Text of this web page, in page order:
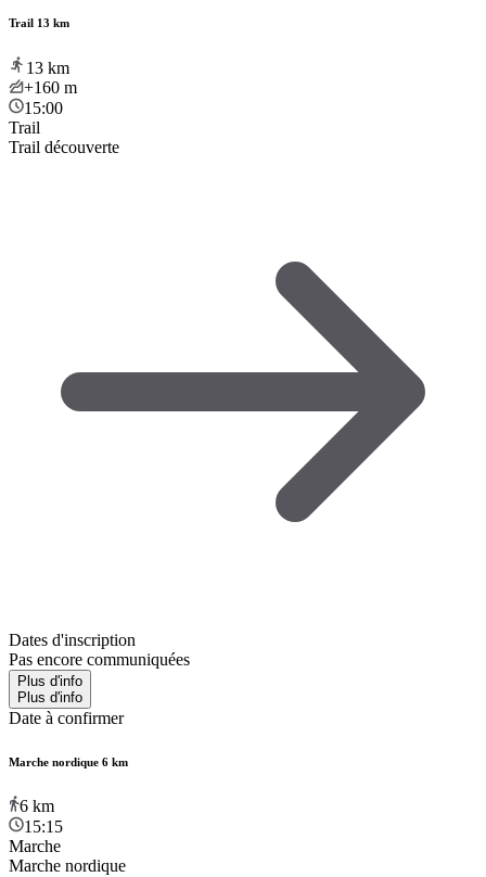
Trail 13 km
13 km
+160 m
15:00
Trail
Trail découverte
Dates d'inscription
Pas encore communiquées
Plus d'info
Plus d'info
Date à confirmer
Marche nordique 6 km
6 km
15:15
Marche
Marche nordique